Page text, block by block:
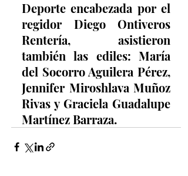
Deporte encabezada por el
regidor Diego Ontiveros
Rentería, asistieron
también las ediles: María
del Socorro Aguilera Pérez,
Jennifer Miroshlava Muñoz
Rivas y Graciela Guadalupe
Martínez Barraza.